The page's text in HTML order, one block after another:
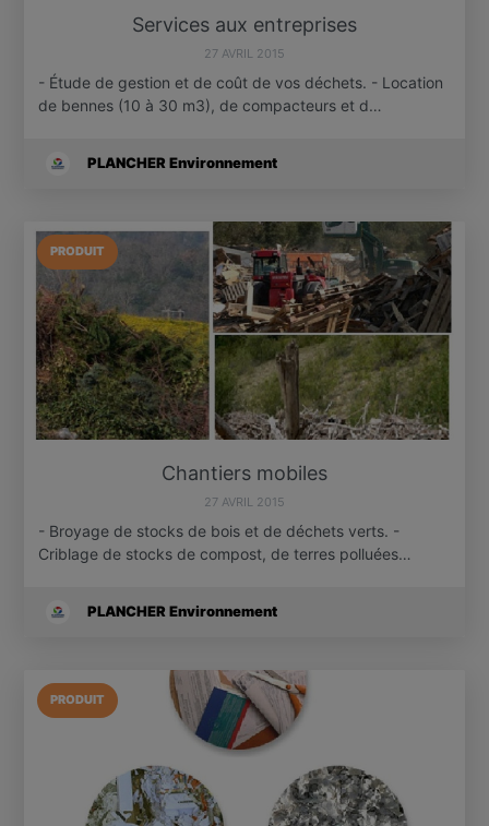
Services aux entreprises
27 AVRIL 2015
- Étude de gestion et de coût de vos déchets. - Location
de bennes (10 à 30 m3), de compacteurs et d…
PLANCHER Environnement
PRODUIT
Chantiers mobiles
27 AVRIL 2015
- Broyage de stocks de bois et de déchets verts. -
Criblage de stocks de compost, de terres polluées…
PLANCHER Environnement
PRODUIT